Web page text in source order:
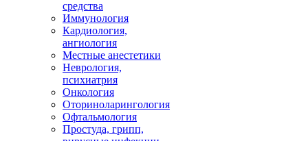
средства
Иммунология
Кардиология,
ангиология
Местные анестетики
Неврология,
психиатрия
Онкология
Оториноларингология
Офтальмология
Простуда, грипп,